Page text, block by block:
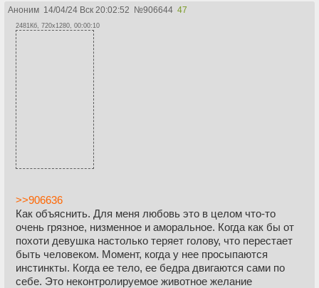
Аноним 14/04/24 Вск 20:02:52 №906644 47
2481Кб, 720x1280, 00:00:10
>>906636
Как объяснить. Для меня любовь это в целом что-то
очень грязное, низменное и аморальное. Когда как бы от
похоти девушка настолько теряет голову, что перестает
быть человеком. Момент, когда у нее просыпаются
инстинкты. Когда ее тело, ее бедра двигаются сами по
себе. Это неконтролируемое животное желание